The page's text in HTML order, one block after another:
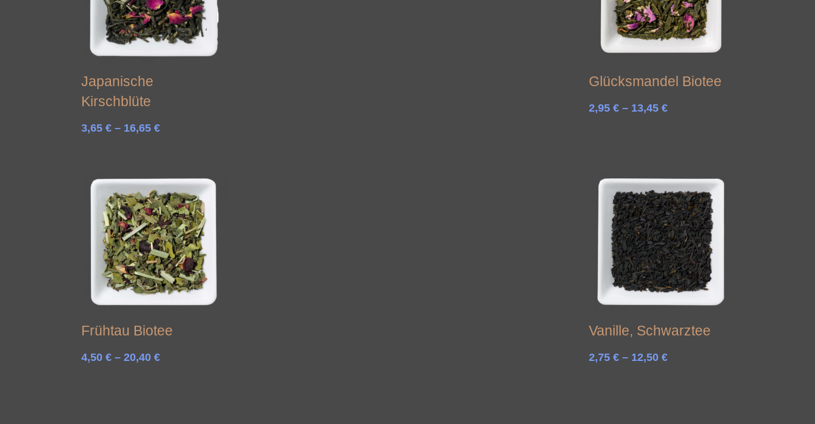
Japanische
Kirschblüte
3,65€ – 16,65€Preisspanne:
16,65 €
Glücksmandel Biotee
2,95€ – 13,45€Preisspanne:
Frühtau Biotee
4,50€ –20,40€Preisspanne:
Vanille, Schwarztee
2,75€ – 12,50€Preisspanne: